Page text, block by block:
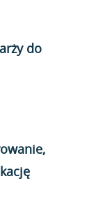
do